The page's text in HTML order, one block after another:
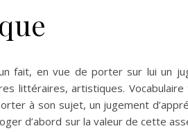
fait, en vue de porter sur lui un
littéraires, artistiques.
à son sujet, un jugement
d’abord sur la valeur de cette